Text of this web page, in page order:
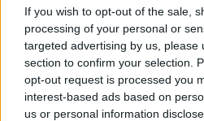
If you wish to opt-out of the sale,
processing of your personal or
targeted advertising by us, please
section to confirm your selection.
opt-out request is processed you
interest-based ads based on
us or personal information